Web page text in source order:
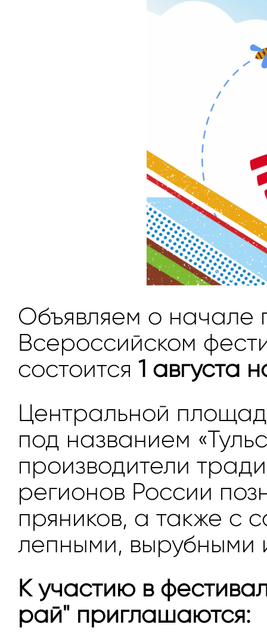
Объявляем о начале
Всероссийском
состоится 1 августа
Центральной
под названием
производители
регионов России
пряников, а также с
лепными, вырубными
К участию в
рай" приглашаются: